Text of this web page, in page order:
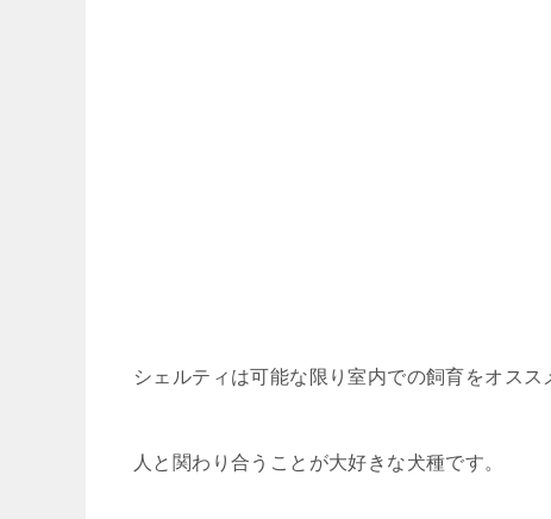
シェルティは可能な限り室内での飼育をオスス
人と関わり合うことが大好きな犬種です。